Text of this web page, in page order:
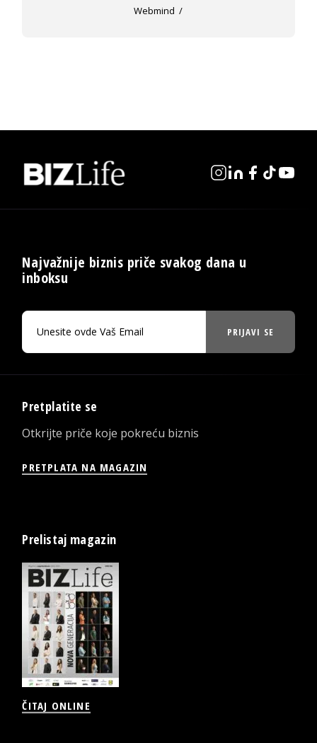
Webmind
Najvažnije biznis priče svakog dana u
inboksu
PRIJAVI SE
Pretplatite se
Otkrijte priče koje pokreću biznis
PRETPLATA NA MAGAZIN
Prelistaj magazin
ČITAJ ONLINE